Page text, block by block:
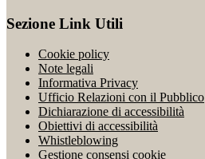
Sezione Link Utili
Cookie policy
Note legali
Informativa Privacy
Ufficio Relazioni con il Pubblico
Dichiarazione di accessibilità
Obiettivi di accessibilità
Whistleblowing
Gestione consensi cookie